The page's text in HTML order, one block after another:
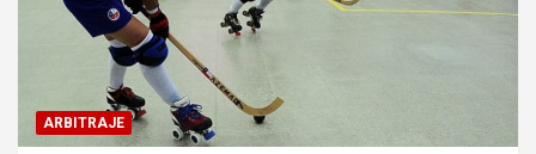
ARBITRAJE